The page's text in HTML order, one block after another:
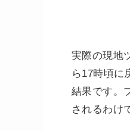
実際の現地
ら17時頃に
結果です。
されるわけ